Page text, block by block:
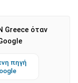
Greece όταν
πηγή